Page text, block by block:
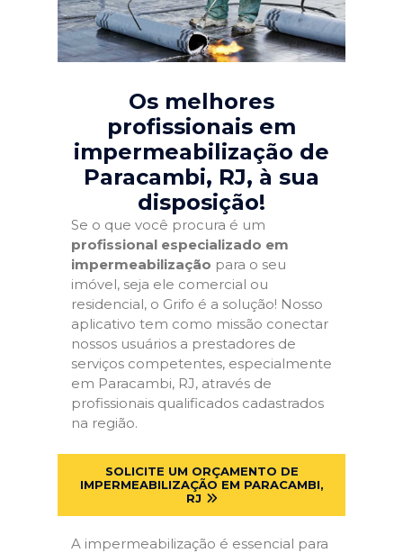
Os melhores
profissionais em
impermeabilização de
Paracambi, RJ, à sua
disposição!
Se o que você procura é um
profissional especializado em
impermeabilização para o seu
imóvel, seja ele comercial ou
residencial, o Grifo é a solução! Nosso
aplicativo tem como missão conectar
nossos usuários a prestadores de
serviços competentes, especialmente
em Paracambi, RJ, através de
profissionais qualificados cadastrados
na região.
SOLICITE UM ORÇAMENTO DE
IMPERMEABILIZAÇÃO EM PARACAMBI,
RJ
A impermeabilização é essencial para